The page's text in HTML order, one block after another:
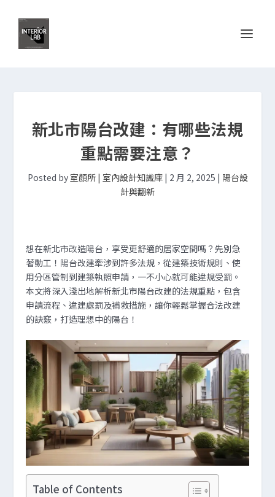
新北市陽台改建：有哪些法規
重點需要注意？
Posted by 室顏所 | 室內設計知識庫| 2 月 2, 2025 | 陽台設
計與翻新
想在新北市改造陽台，享受更舒適的居家空間嗎？先別急
著動工！陽台改建牽涉到許多法規，從建築技術規則、使
用分區管制到建築執照申請，一不小心就可能違規受罰。
本文將深入淺出地解析新北市陽台改建的法規重點，包含
申請流程、違建處罰及補救措施，讓你輕鬆掌握合法改建
的訣竅，打造理想中的陽台！
Table of Contents